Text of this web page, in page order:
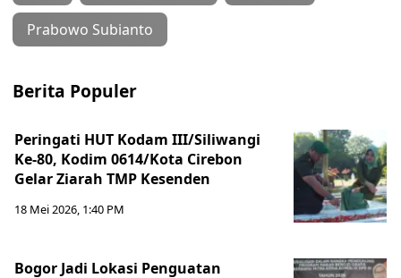
Prabowo Subianto
Berita Populer
Peringati HUT Kodam III/Siliwangi
Ke-80, Kodim 0614/Kota Cirebon
Gelar Ziarah TMP Kesenden
18 Mei 2026, 1:40 PM
Bogor Jadi Lokasi Penguatan